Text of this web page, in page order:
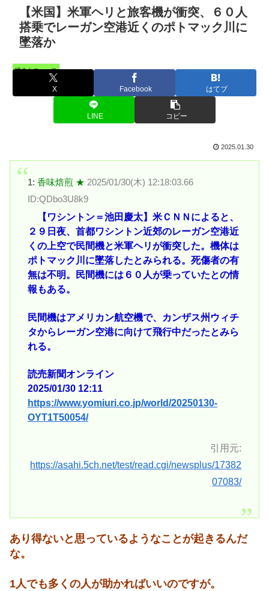
【米国】米軍ヘリと旅客機が衝突、６０人
搭乗でレーガン空港近くのポトマック川に
墜落か
憤まんニュース
X Facebook はてブ
LINE コピー
2025.01.30
1: 香味焙煎 ★ 2025/01/30(木) 12:18:03.66
ID:QDbo3U8k9
【ワシントン＝池田慶太】米ＣＮＮによると、
２９日夜、首都ワシントン近郊のレーガン空港近
くの上空で民間機と米軍ヘリが衝突した。機体は
ポトマック川に墜落したとみられる。死傷者の有
無は不明。民間機には６０人が乗っていたとの情
報もある。
民間機はアメリカン航空機で、カンザス州ウィチ
タからレーガン空港に向けて飛行中だったとみら
れる。
読売新聞オンライン
2025/01/30 12:11
https://www.yomiuri.co.jp/world/20250130-
OYT1T50054/
引用元:
https://asahi.5ch.net/test/read.cgi/newsplus/17382
07083/
あり得ないと思っているようなことが起きるんだ
な。
1人でも多くの人が助かればいいのですが。